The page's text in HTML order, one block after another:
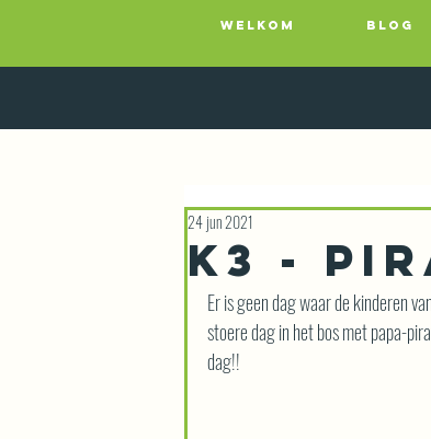
WELKOM BLOG
K3 -
24 jun 2021
Er is geen dag waar de kinderen
stoere dag in het bos met papa-
dag!!